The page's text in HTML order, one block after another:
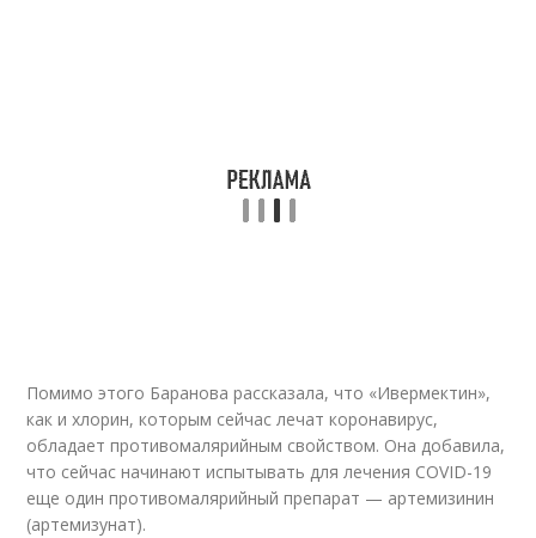
Помимо этого Баранова рассказала, что «Ивермектин»,
как и хлорин, которым сейчас лечат коронавирус,
обладает противомалярийным свойством. Она добавила,
что сейчас начинают испытывать для лечения COVID-19
еще один противомалярийный препарат — артемизинин
(артемизунат).